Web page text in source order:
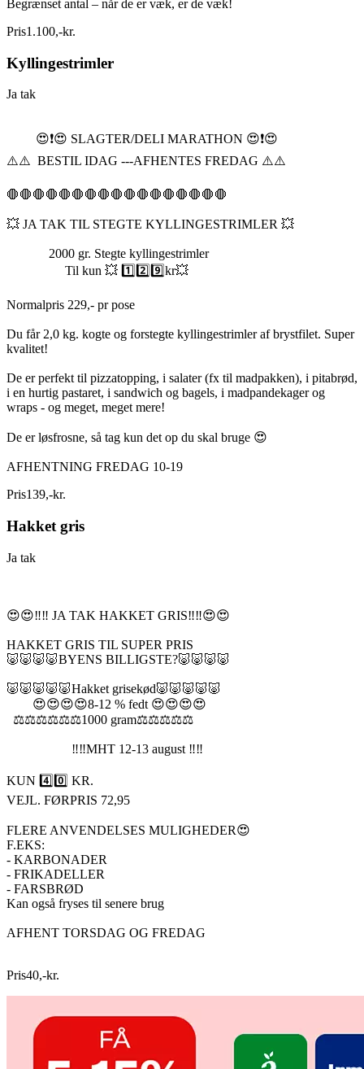
Begrænset antal – når de er væk, er de væk!
Pris1.100,-kr.
Kyllingestrimler
Ja tak
😍❗️😍 SLAGTER/DELI MARATHON 😍❗️😍
⚠️⚠️ BESTIL IDAG ---AFHENTES FREDAG ⚠️⚠️
🛑🛑🛑🛑🛑🛑🛑🛑🛑🛑🛑🛑🛑🛑🛑🛑🛑
💥 JA TAK TIL STEGTE KYLLINGESTRIMLER 💥
2000 gr. Stegte kyllingestrimler
Til kun 💥 1️⃣2️⃣9️⃣kr💥
Normalpris 229,- pr pose
Du får 2,0 kg. kogte og forstegte kyllingestrimler af brystfilet. Super
kvalitet!
De er perfekt til pizzatopping, i salater (fx til madpakken), i pitabrød,
i en hurtig pastaret, i sandwich og bagels, i madpandekager og
wraps - og meget, meget mere!
De er løsfrosne, så tag kun det op du skal bruge 😍
AFHENTNING FREDAG 10-19
Pris139,-kr.
Hakket gris
Ja tak
😍😍‼️‼️ JA TAK HAKKET GRIS‼️‼️😍😍
HAKKET GRIS TIL SUPER PRIS
🐷🐷🐷🐷BYENS BILLIGSTE?🐷🐷🐷🐷
🐷🐷🐷🐷🐷Hakket grisekød🐷🐷🐷🐷🐷
😍😍😍😍8-12 % fedt 😍😍😍😍
⚖️⚖️⚖️⚖️⚖️⚖️1000 gram⚖️⚖️⚖️⚖️⚖️
‼️‼️MHT 12-13 august ‼️‼️
KUN 4️⃣0️⃣ KR.
VEJL. FØRPRIS 72,95
FLERE ANVENDELSES MULIGHEDER😍
F.EKS:
- KARBONADER
- FRIKADELLER
- FARSBRØD
Kan også fryses til senere brug
AFHENT TORSDAG OG FREDAG
Pris40,-kr.